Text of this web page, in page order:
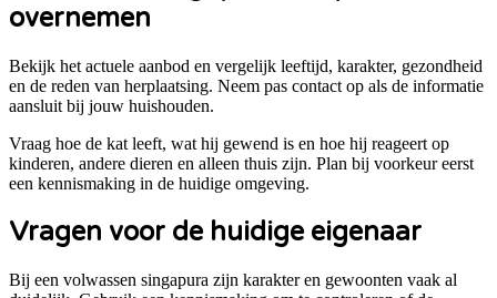
overnemen
Bekijk het actuele aanbod en vergelijk leeftijd, karakter, gezondheid
en de reden van herplaatsing. Neem pas contact op als de informatie
aansluit bij jouw huishouden.
Vraag hoe de kat leeft, wat hij gewend is en hoe hij reageert op
kinderen, andere dieren en alleen thuis zijn. Plan bij voorkeur eerst
een kennismaking in de huidige omgeving.
Vragen voor de huidige eigenaar
Bij een volwassen singapura zijn karakter en gewoonten vaak al